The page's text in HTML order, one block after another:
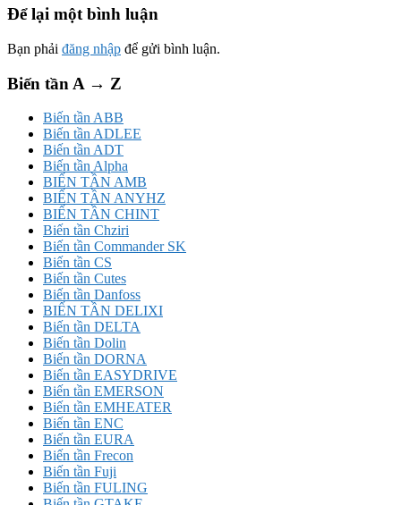
Để lại một bình luận
Bạn phải đăng nhập để gửi bình luận.
Biến tần A → Z
Biến tần ABB
Biến tần ADLEE
Biến tần ADT
Biến tần Alpha
BIẾN TẦN AMB
BIẾN TẦN ANYHZ
BIẾN TẦN CHINT
Biến tần Chziri
Biến tần Commander SK
Biến tần CS
Biến tần Cutes
Biến tần Danfoss
BIẾN TẦN DELIXI
Biến tần DELTA
Biến tần Dolin
Biến tần DORNA
Biến tần EASYDRIVE
Biến tần EMERSON
Biến tần EMHEATER
Biến tần ENC
Biến tần EURA
Biến tần Frecon
Biến tần Fuji
Biến tần FULING